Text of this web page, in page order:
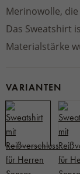
Merinowolle,
Das Sweatshirt
Materialstärke
VARIANTEN